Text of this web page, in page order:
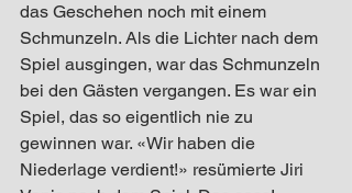
das Geschehen noch mit einem
Schmunzeln. Als die Lichter nach dem
Spiel ausgingen, war das Schmunzeln
bei den Gästen vergangen. Es war ein
Spiel, das so eigentlich nie zu
gewinnen war. «Wir haben die
Niederlage verdient!» resümierte Jiri